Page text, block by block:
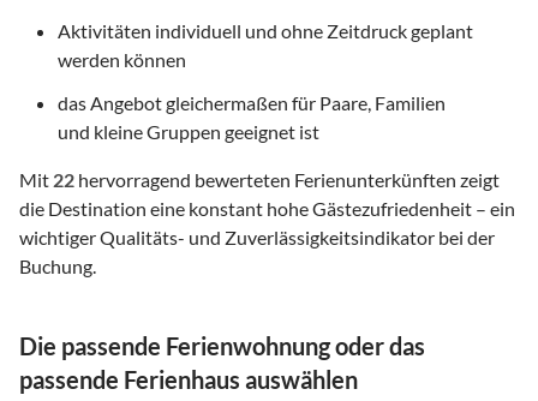
Aktivitäten individuell und ohne Zeitdruck geplant
werden können
das Angebot gleichermaßen für Paare, Familien
und kleine Gruppen geeignet ist
Mit 22 hervorragend bewerteten Ferienunterkünften zeigt
die Destination eine konstant hohe Gästezufriedenheit – ein
wichtiger Qualitäts- und Zuverlässigkeitsindikator bei der
Buchung.
Die passende Ferienwohnung oder das
passende Ferienhaus auswählen